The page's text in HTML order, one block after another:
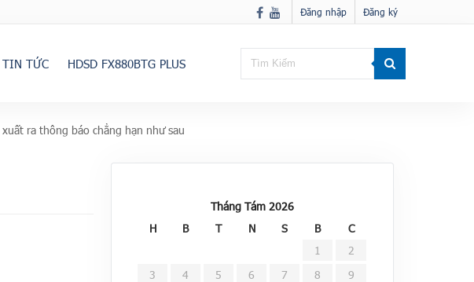
Đăng nhập Đăng ký
TIN TỨC HDSD FX880BTG PLUS
ra thông báo chẳng hạn như sau
Tháng Tám 2026
H
B T N S B
C
1
2
3
4 5 6 7 8
9